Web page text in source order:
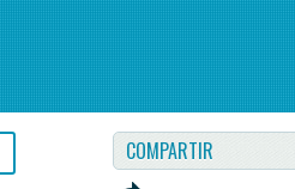
COMPARTIR